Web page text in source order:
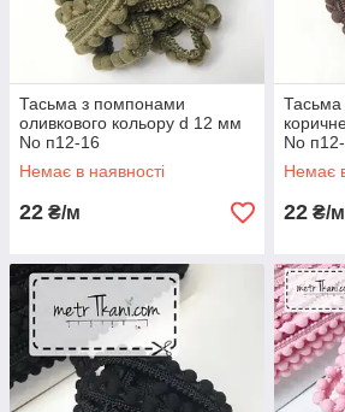
Тасьма з помпонами
оливкового кольору d 12 мм
No п12-16
Немає в наявності
22 ₴/м
No
Немає
22 ₴/м